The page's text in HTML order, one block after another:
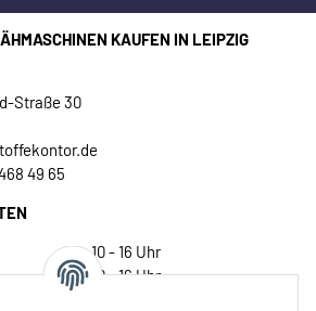
KAUFEN IN LEIPZIG
Straße 30
49 65
10 - 16 Uhr
10 - 16 Uhr